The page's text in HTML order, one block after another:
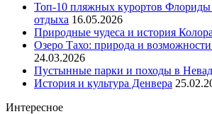
Топ-10 пляжных курортов Флориды
отдыха 16.05.2026
Природные чудеса и история
Озеро Тахо: природа и
24.03.2026
Пустынные парки и походы в
История и культура Денвера
Интересное